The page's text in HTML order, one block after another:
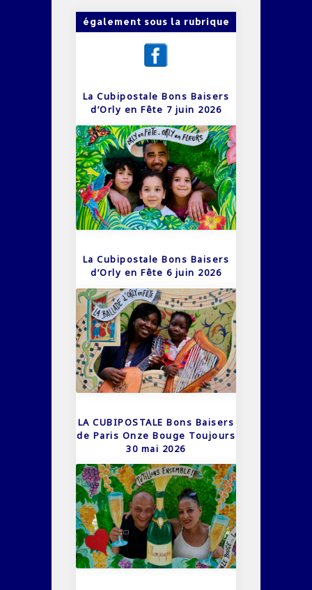
également sous la rubrique
La Cubipostale Bons Baisers
d’Orly en Fête 7 juin 2026
La Cubipostale Bons Baisers
d’Orly en Fête 6 juin 2026
LA CUBIPOSTALE Bons Baisers
de Paris Onze Bouge Toujours
30 mai 2026